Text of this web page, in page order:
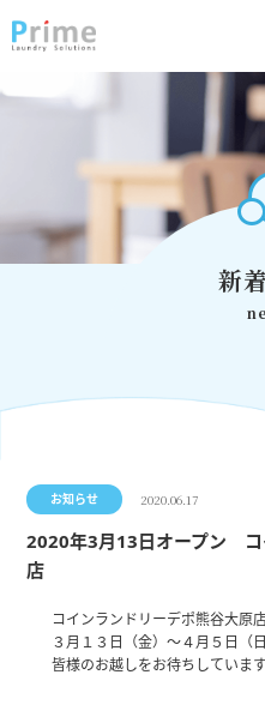
新
お知らせ 2020.06.17
2020年3月13日オープン コ
店
コインランドリーデポ熊谷大原
３月１３日（金）～４月５日（
皆様のお越しをお待ちしています